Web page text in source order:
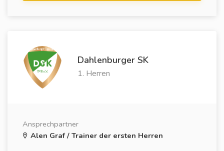
Dahlenburger SK
1. Herren
Ansprechpartner
Alen Graf / Trainer der ersten Herren